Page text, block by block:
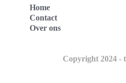
Home
Contact
Over ons
Copyright 2024 -